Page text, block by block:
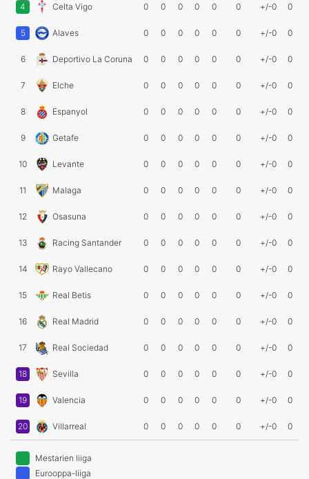
4 Celta Vigo 0 0 0 0 0 0 +/-0 0
5 Alaves 0 0 0 0 0 0 +/-0 0
6 Deportivo La Coruna 0 0 0 0 0 0 +/-0 0
7 Elche 0 0 0 0 0 0 +/-0 0
8 Espanyol 0 0 0 0 0 0 +/-0 0
9 Getafe 0 0 0 0 0 0 +/-0 0
10 Levante 0 0 0 0 0 0 +/-0 0
11 Malaga 0 0 0 0 0 0 +/-0 0
12 Osasuna 0 0 0 0 0 0 +/-0 0
13 Racing Santander 0 0 0 0 0 0 +/-0 0
14 Rayo Vallecano 0 0 0 0 0 0 +/-0 0
15 Real Betis 0 0 0 0 0 0 +/-0 0
16 Real Madrid 0 0 0 0 0 0 +/-0 0
17 Real Sociedad 0 0 0 0 0 0 +/-0 0
18 Sevilla 0 0 0 0 0 0 +/-0 0
19 Valencia 0 0 0 0 0 0 +/-0 0
20 Villarreal 0 0 0 0 0 0 +/-0 0
Mestarien liiga
Eurooppa-liiga